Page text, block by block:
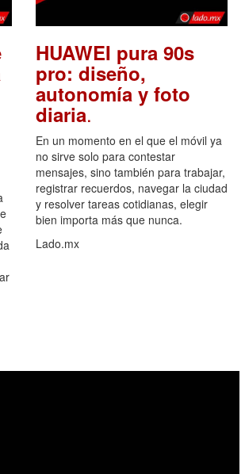
HUAWEI pura 90s
pro: diseño,
autonomía y foto
diaria.
En un momento en el que el móvil ya
no sirve solo para contestar
mensajes, sino también para trabajar,
registrar recuerdos, navegar la ciudad
y resolver tareas cotidianas, elegir
bien importa más que nunca.
Lado.mx